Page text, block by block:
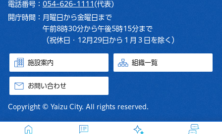
電話番号： 054-626-1111 (代表)
開庁時間： 月曜日から金曜日まで
午前8時30分から午後5時15分まで
（祝休日・12月29日から１月３日を除く）
施設案内 組織一覧
お問い合わせ
Copyright © Yaizu City. All rights reserved.